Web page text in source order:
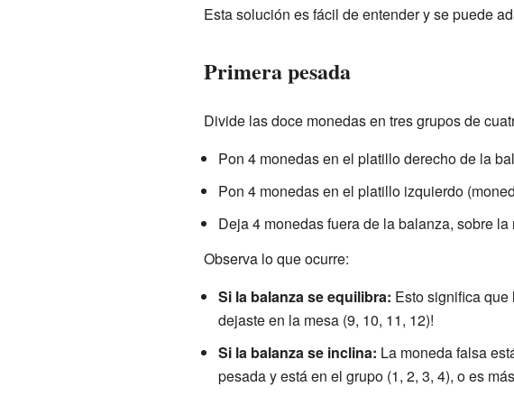
Esta solución es fácil de entender y se puede
Primera pesada
Divide las doce monedas en tres grupos de
Pon 4 monedas en el platillo derecho de la
Pon 4 monedas en el platillo izquierdo
Deja 4 monedas fuera de la balanza, sobre
Observa lo que ocurre:
Si la balanza se equilibra: Esto significa que
dejaste en la mesa (9, 10, 11, 12)!
Si la balanza se inclina: La moneda falsa
pesada y está en el grupo (1, 2, 3, 4), o es